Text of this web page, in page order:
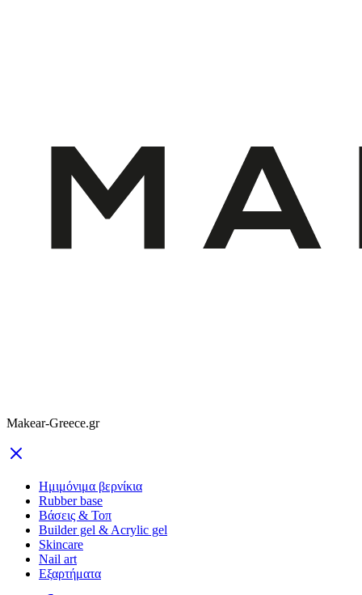
Makear-Greece.gr
Ημιμόνιμα βερνίκια
Rubber base
Βάσεις & Τοπ
Builder gel & Acrylic gel
Skincare
Nail art
Εξαρτήματα